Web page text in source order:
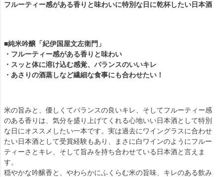
フルーティー感がある香りと味わいに特別な日に乾杯したい日本酒
■純米吟醸「紀伊国屋文左衛門」
・フルーティー感がある香りと味わい
・スッと体に溶け込む感覚、バランスのいいキレ
・あさりの酒蒸しなど繊細な食事にも合わせたい！
米の旨みと、優しくてバランスの良いキレ、そしてフルーティー感
のある香りは、気分を盛り上げてくれる心地いい日本酒として特別
な日にオススメしたい一本です。実は過去にワイングラスに合わせ
たい日本酒として受賞経験もあり、まさに白ワインのようにフルー
ティーさとキレ、そして旨みを持ち合わせている日本酒と言えま
す。
穏やかな吟醸香と、やわらかにふくらむ米の旨味、キレのある飲み